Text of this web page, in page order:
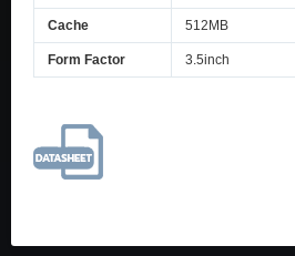
Cache 512MB
Form Factor 3.5inch